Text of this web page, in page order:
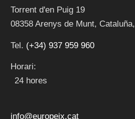
Torrent d'en Puig 19
08358 Arenys de Munt, Cataluña,
Tel. (+34) 937 959 960
Horari:
24 hores
info@europeix.cat